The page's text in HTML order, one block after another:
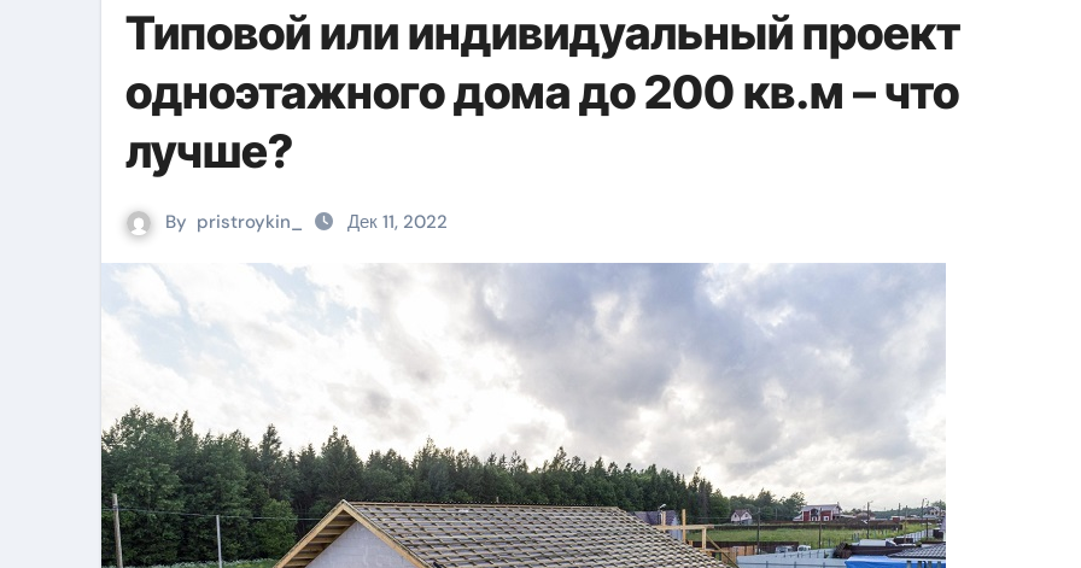
Типовой или индивидуальный проект
одноэтажного дома до 200 кв.м – что
лучше?
By pristroykin_ Дек 11, 2022